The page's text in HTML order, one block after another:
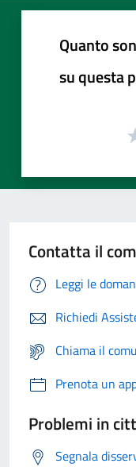
Quanto
su questa
Contatta il
Leggi le
Richiedi
Chiama il
Prenota un
Problemi in
Segnala